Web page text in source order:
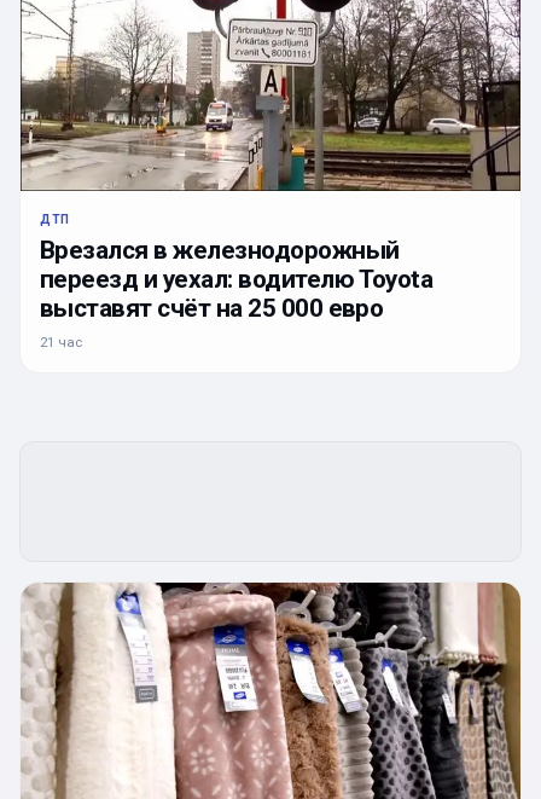
ДТП
Врезался в железнодорожный
переезд и уехал: водителю Toyota
выставят счёт на 25 000 евро
21 час